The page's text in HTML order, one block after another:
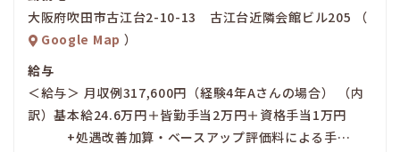
大阪府吹田市古江台2-10-13 古江台近隣会館ビル205 （
Google Map ）
給与
＜給与＞ 月収例317,600円（経験4年Aさんの場合） （内
訳）基本給24.6万円＋皆勤手当2万円＋資格手当1万円
+処遇改善加算・ベースアップ評価料による手…